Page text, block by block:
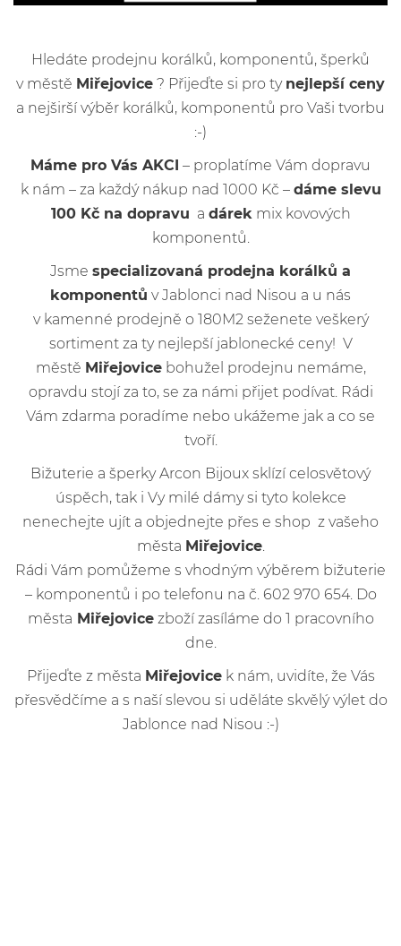
Hledáte prodejnu korálků, komponentů, šperků
v městě Miřejovice ? Přijeďte si pro ty nejlepší ceny
a nejširší výběr korálků, komponentů pro Vaši tvorbu
:-)
Máme pro Vás AKCI – proplatíme Vám dopravu
k nám – za každý nákup nad 1000 Kč – dáme slevu
100 Kč na dopravu a dárek mix kovových
komponentů.
Jsme specializovaná prodejna korálků a
komponentů v Jablonci nad Nisou a u nás
v kamenné prodejně o 180M2 seženete veškerý
sortiment za ty nejlepší jablonecké ceny! V
městě Miřejovicebohužel prodejnu nemáme,
opravdu stojí za to, se za námi přijet podívat. Rádi
Vám zdarma poradíme nebo ukážeme jak a co se
tvoří.
Bižuterie a šperky Arcon Bijoux sklízí celosvětový
úspěch, tak i Vy milé dámy si tyto kolekce
nenechejte ujít a objednejte přes e shop z vašeho
města Miřejovice.
Rádi Vám pomůžeme s vhodným výběrem bižuterie
– komponentů i po telefonu na č. 602 970 654. Do
města Miřejovicezboží zasíláme do 1 pracovního
dne.
Přijeďte z města Miřejovicek nám, uvidíte, že Vás
přesvědčíme a s naší slevou si uděláte skvělý výlet do
Jablonce nad Nisou :-)